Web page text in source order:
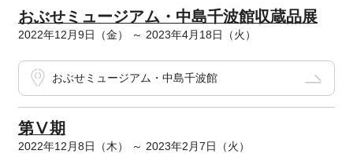
おぶせミュージアム・中島千波館収蔵品展
2022年12月9日（金） ～ 2023年4月18日（火）
おぶせミュージアム・中島千波館
第Ⅴ期
2022年12月8日（木） ～ 2023年2月7日（火）